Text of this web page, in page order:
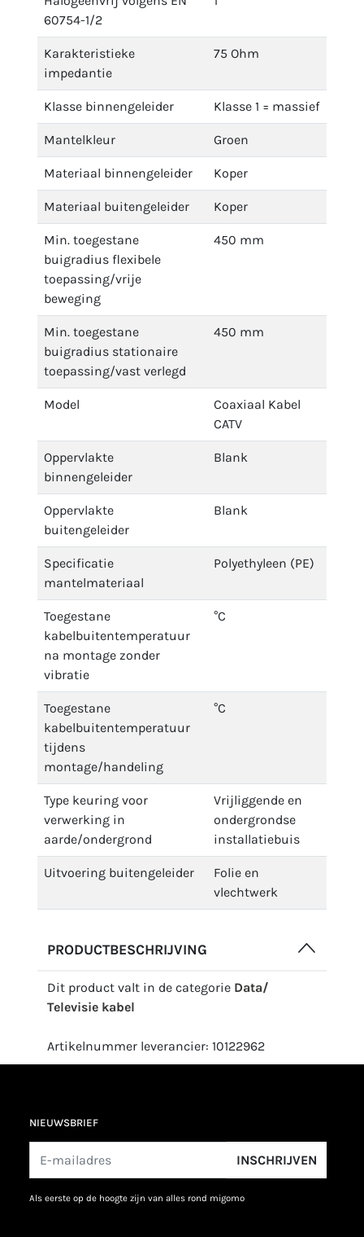
60754-1/2
Karakteristieke
impedantie
75 Ohm
Klasse binnengeleider Klasse 1 = massief
Mantelkleur Groen
Materiaal binnengeleider Koper
Materiaal buitengeleider Koper
Min. toegestane
buigradius flexibele
toepassing/vrije
beweging
450 mm
Min. toegestane
buigradius stationaire
toepassing/vast verlegd
450 mm
Model
Coaxiaal Kabel
CATV
Oppervlakte
binnengeleider
Blank
Oppervlakte
buitengeleider
Blank
Specificatie
mantelmateriaal
Polyethyleen (PE)
Toegestane
kabelbuitentemperatuur
na montage zonder
vibratie
°C
Toegestane
kabelbuitentemperatuur
tijdens
montage/handeling
°C
Type keuring voor
verwerking in
aarde/ondergrond
Vrijliggende en
ondergrondse
installatiebuis
Uitvoering buitengeleider
Folie en
vlechtwerk
PRODUCTBESCHRIJVING
Dit product valt in de categorie Data/
Televisie kabel
Artikelnummer leverancier: 10122962
NIEUWSBRIEF
INSCHRIJVEN
als eerste op de hoogte zijn van alles rond migomo